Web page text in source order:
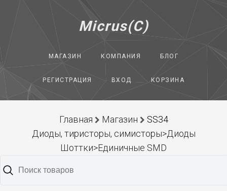
Micrus(C)
МАГАЗИН КОМПАНИЯ БЛОГ
РЕГИСТРАЦИЯ ВХОД КОРЗИНА
Главная Магазин
SS34
Диоды, тиристоры, симисторы>Диоды
Шоттки>Единичные SMD